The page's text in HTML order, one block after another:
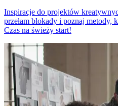
Inspiracje do projektów
przełam blokady i poznaj metody,
Czas na świeży start!